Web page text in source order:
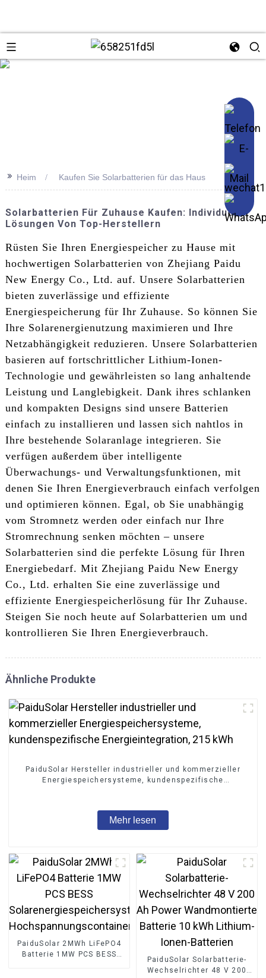
>> Heim Kaufen Sie Solarbatterien für das Haus
Solarbatterien Für Zuhause Kaufen: Individuelle
Lösungen Von Top-Herstellern
Rüsten Sie Ihren Energiespeicher zu Hause mit
hochwertigen Solarbatterien von Zhejiang Paidu
New Energy Co., Ltd. auf. Unsere Solarbatterien
bieten zuverlässige und effiziente
Energiespeicherung für Ihr Zuhause. So können Sie
Ihre Solarenergienutzung maximieren und Ihre
Netzabhängigkeit reduzieren. Unsere Solarbatterien
basieren auf fortschrittlicher Lithium-Ionen-
Technologie und gewährleisten so lang anhaltende
Leistung und Langlebigkeit. Dank ihres schlanken
und kompakten Designs sind unsere Batterien
einfach zu installieren und lassen sich nahtlos in
Ihre bestehende Solaranlage integrieren. Sie
verfügen außerdem über intelligente
Überwachungs- und Verwaltungsfunktionen, mit
denen Sie Ihren Energieverbrauch einfach verfolgen
und optimieren können. Egal, ob Sie unabhängig
vom Stromnetz werden oder einfach nur Ihre
Stromrechnung senken möchten – unsere
Solarbatterien sind die perfekte Lösung für Ihren
Energiebedarf. Mit Zhejiang Paidu New Energy
Co., Ltd. erhalten Sie eine zuverlässige und
effiziente Energiespeicherlösung für Ihr Zuhause.
Steigen Sie noch heute auf Solarbatterien um und
kontrollieren Sie Ihren Energieverbrauch.
Ähnliche Produkte
PaiduSolar Hersteller industrieller und kommerzieller
Energiespeichersysteme, kundenspezifische
Mehr lesen
PaiduSolar 2MWh LiFePO4
Batterie 1MW PCS BESS
PaiduSolar Solarbatterie-
Wechselrichter 48 V 200